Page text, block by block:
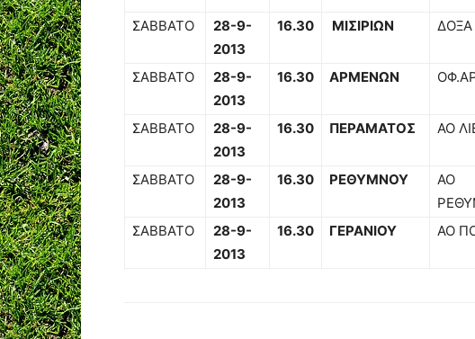
ΣΑΒΒΑΤΟ
28-9-
2013
16.30 ΜΙΣΙΡΙΩΝ
ΣΑΒΒΑΤΟ
28-9-
2013
16.30 ΑΡΜΕΝΩΝ
ΣΑΒΒΑΤΟ
28-9-
2013
16.30 ΠΕΡΑΜΑΤΟΣ ΑΟ
ΣΑΒΒΑΤΟ
28-9-
2013
16.30 ΡΕΘΥΜΝΟΥ
ΑΟ
ΣΑΒΒΑΤΟ
28-9-
2013
16.30 ΓΕΡΑΝΙΟΥ ΑΟ